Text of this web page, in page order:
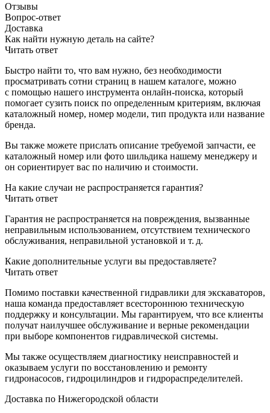
Отзывы
Вопрос-ответ
Доставка
Как найти нужную деталь на сайте?
Читать ответ
Быстро найти то, что вам нужно, без необходимости
просматривать сотни страниц в нашем каталоге, можно
с помощью нашего инструмента онлайн-поиска, который
помогает сузить поиск по определенным критериям, включая
каталожный номер, номер модели, тип продукта или название
бренда.
Вы также можете прислать описание требуемой запчасти, ее
каталожный номер или фото шильдика нашему менеджеру и
он сориентирует вас по наличию и стоимости.
На какие случаи не распространяется гарантия?
Читать ответ
Гарантия не распространяется на повреждения, вызванные
неправильным использованием, отсутствием технического
обслуживания, неправильной установкой и т. д.
Какие дополнительные услуги вы предоставляете?
Читать ответ
Помимо поставки качественной гидравлики для экскаваторов,
наша команда предоставляет всестороннюю техническую
поддержку и консультации. Мы гарантируем, что все клиенты
получат наилучшее обслуживание и верные рекомендации
при выборе компонентов гидравлической системы.
Мы также осуществляем диагностику неисправностей и
оказываем услуги по восстановлению и ремонту
гидронасосов, гидроцилиндров и гидрораспределителей.
Доставка по Нижегородской области